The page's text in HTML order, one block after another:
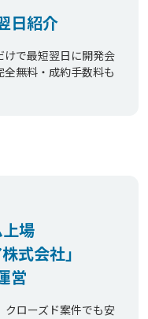
日紹介
で最短翌日に開発会
無料・成約手数料も
場
式会社」
営
クローズド案件でも安